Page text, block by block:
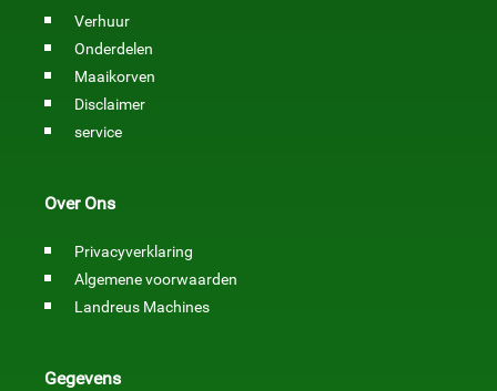
Verhuur
Onderdelen
Maaikorven
Disclaimer
service
Over Ons
Privacyverklaring
Algemene voorwaarden
Landreus Machines
Gegevens